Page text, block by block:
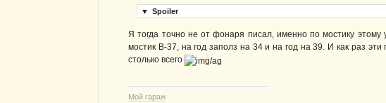
▼ Spoiler
Я тогда точно не от фонаря писал, именно по мостику
мостик В-37, на год заполз на 34 и на год на 39. И как раз
столько всего
Мой гараж